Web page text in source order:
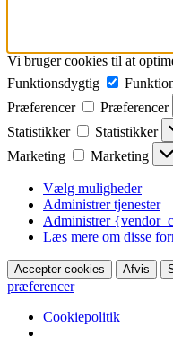
Vi bruger cookies til at
Funktionsdygtig
Præferencer
Præferencer
Statistikker
Statistikker
Marketing
Marketing
Vælg muligheder
Administrer tjenester
Administrer
Læs mere om disse
Accepter cookies Afvis
præferencer
Cookiepolitik